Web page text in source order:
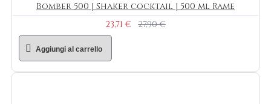
Bomber 500 | Shaker cocktail | 500 ml Rame
23,71 €
27,90 €
Aggiungi al carrello